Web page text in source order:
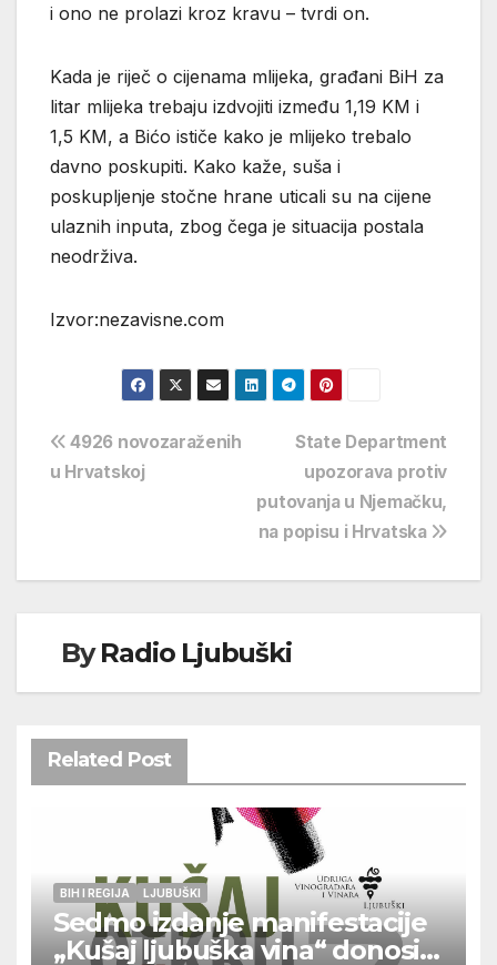
i ono ne prolazi kroz kravu – tvrdi on.
Kada je riječ o cijenama mlijeka, građani BiH za
litar mlijeka trebaju izdvojiti između 1,19 KM i
1,5 KM, a Bićo ističe kako je mlijeko trebalo
davno poskupiti. Kako kaže, suša i
poskupljenje stočne hrane uticali su na cijene
ulaznih inputa, zbog čega je situacija postala
neodrživa.
Izvor:nezavisne.com
Navigacija
objava
State Department
upozorava protiv
putovanja u Njemačku,
na popisu i Hrvatska
4926 novozaraženih
u Hrvatskoj
ByRadio Ljubuški
Related Post
BIH I REGIJA LJUBUŠKI
Sedmo izdanje manifestacije
„Kušaj ljubuška vina“ donosi